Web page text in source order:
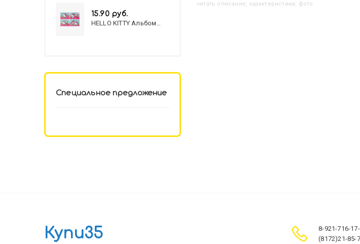
читать описание, характеристики, фото
15.90 руб.
HELLO KITTY Альбом
Специальное предложение
Купи35
8-921-716-
(8172)21-85-